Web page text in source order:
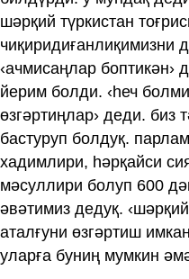
шәрқий түркистан
чиқиридиғанлиқимизни
‹ачмисаңлар боптикән›
йерим болди. ‹һеч
өзгәртиңлар› деди. биз
бастуруп болдуқ.
хадимлири, һәрқайси
мәсуллири болуп 600
әвәтимиз дедуқ.
аталғуни өзгәртиш
уларға буниң мумкин